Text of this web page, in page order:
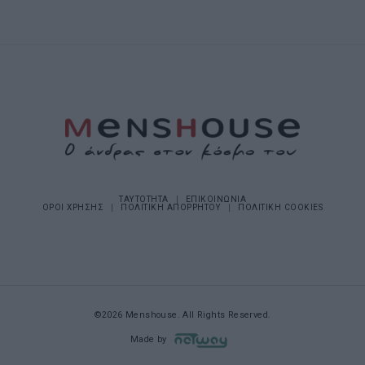
ΤΑΥΤΟΤΗΤΑ
ΕΠΙΚΟΙΝΩΝΙΑ
ΟΡΟΙ ΧΡΗΣΗΣ
ΠΟΛΙΤΙΚΗ ΑΠΟΡΡΗΤΟΥ ΠΟΛΙΤΙΚΗ COOKIES
©2026 Menshouse. All Rights Reserved.
Made by